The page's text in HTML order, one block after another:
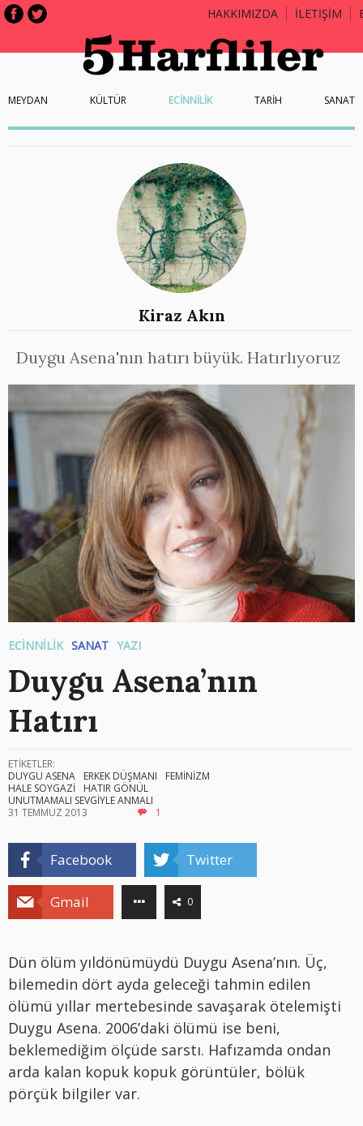
HAKKIMIZDA İLETİŞİM
MEYDAN KÜLTÜR ECİNNİLİK TARİH SANAT
Kiraz Akın
Duygu Asena'nın hatırı büyük. Hatırlıyoruz
ECİNNİLİK SANAT YAZI
Duygu Asena’nın
Hatırı
ETİKETLER:
DUYGU ASENA
ERKEK DÜŞMANI
FEMİNİZM
HALE SOYGAZİ
HATIR GÖNÜL
UNUTMAMALI SEVGİYLE ANMALI
31 TEMMUZ 2013
1
Facebook Twitter
Gmail 0
Dün ölüm yıldönümüydü Duygu Asena’nın. Üç,
bilemedin dört ayda geleceği tahmin edilen
ölümü yıllar mertebesinde savaşarak ötelemişti
Duygu Asena. 2006’daki ölümü ise beni,
beklemediğim ölçüde sarstı. Hafızamda ondan
arda kalan kopuk kopuk görüntüler, bölük
pörçük bilgiler var.